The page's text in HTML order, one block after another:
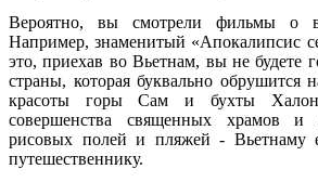
Вероятно, вы смотрели фильмы о
Например, знаменитый «Апокалипсис
это, приехав во Вьетнам, вы не будете
страны, которая буквально обрушится
красоты горы Сам и бухты
совершенства священных храмов и
рисовых полей и пляжей - Вьетнаму
путешественнику.